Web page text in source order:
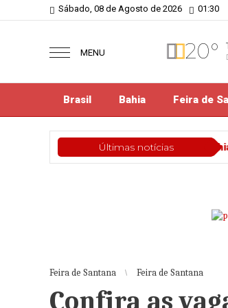
Sábado, 08 de Agosto de 2026 01:30
MENU 20°
Brasil Bahia Feira de
Últimas notícias
Programa de incentivo ao
Feira de Santana Feira de Santana
Confira as